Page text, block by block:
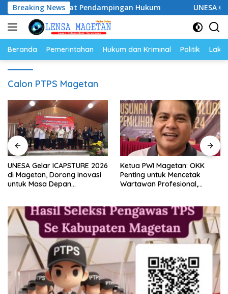
Langsung
ke
konten
Breaking News
Siap Perkuat Pendampingan Hukum UNESA Gelar
Beranda Pemerintahan Hukum dan Kriminal Politik
Calon PTPS Magetan
UNESA Gelar ICAPSTURE 2026
di Magetan, Dorong Inovasi
untuk Masa Depan
Ketua PWI Magetan: OKK
Penting untuk Mencetak
Wartawan Profesional,